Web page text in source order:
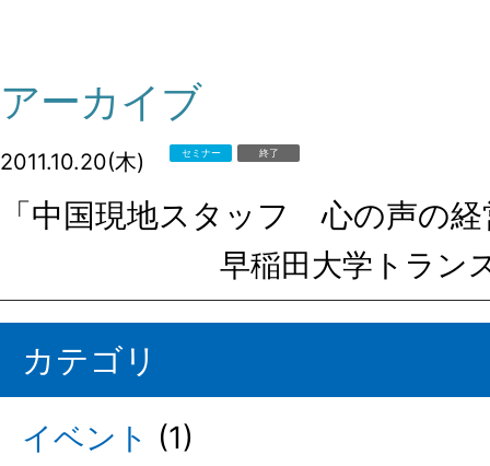
アーカイブ
2011.10.20(木) セミナー 終了
「中国現地スタッフ 心の声の
早稲田大学トラン
カテゴリ
イベント (1)